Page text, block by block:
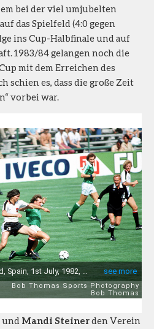
bei der viel umjubelten
auf das Spielfeld (4:0 gegen
ins Cup-Halbfinale und auf
1983/84 gelangen noch die
mit dem Erreichen des
schien es, dass die große Zeit
vorbei war.
und Mandi Steinerden Verein